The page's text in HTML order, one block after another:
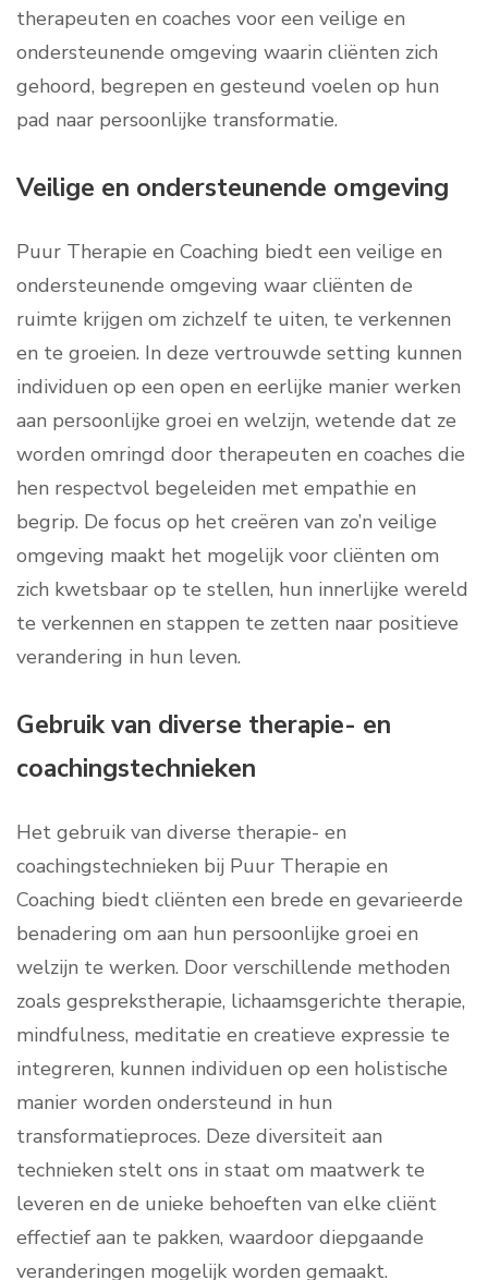
therapeuten en coaches voor een veilige en
ondersteunende omgeving waarin cliënten zich
gehoord, begrepen en gesteund voelen op hun
pad naar persoonlijke transformatie.
Veilige en ondersteunende omgeving
Puur Therapie en Coaching biedt een veilige en
ondersteunende omgeving waar cliënten de
ruimte krijgen om zichzelf te uiten, te verkennen
en te groeien. In deze vertrouwde setting kunnen
individuen op een open en eerlijke manier werken
aan persoonlijke groei en welzijn, wetende dat ze
worden omringd door therapeuten en coaches die
hen respectvol begeleiden met empathie en
begrip. De focus op het creëren van zo’n veilige
omgeving maakt het mogelijk voor cliënten om
zich kwetsbaar op te stellen, hun innerlijke wereld
te verkennen en stappen te zetten naar positieve
verandering in hun leven.
Gebruik van diverse therapie- en
coachingstechnieken
Het gebruik van diverse therapie- en
coachingstechnieken bij Puur Therapie en
Coaching biedt cliënten een brede en gevarieerde
benadering om aan hun persoonlijke groei en
welzijn te werken. Door verschillende methoden
zoals gesprekstherapie, lichaamsgerichte therapie,
mindfulness, meditatie en creatieve expressie te
integreren, kunnen individuen op een holistische
manier worden ondersteund in hun
transformatieproces. Deze diversiteit aan
technieken stelt ons in staat om maatwerk te
leveren en de unieke behoeften van elke cliënt
effectief aan te pakken, waardoor diepgaande
veranderingen mogelijk worden gemaakt.